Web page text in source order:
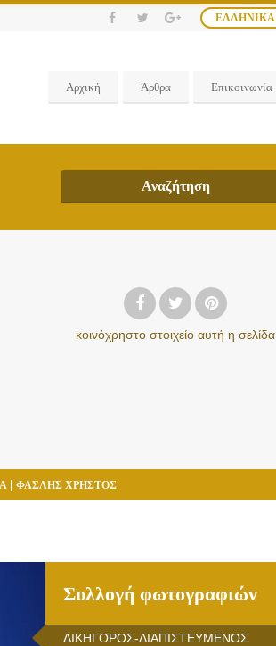
ΕΛΛΗΝΙΚΆ
Αρχική Άρθρα Επικοινωνία
Αναζήτηση
κοινόχρηστο στοιχείο αυτή η σελίδα
| ΦΑΣΛΗΣ ΧΡΗΣΤΟΣ
Συλλογή φωτογραφιών
ΔΙΚΗΓΟΡΟΣ-ΔΙΑΠΙΣΤΕΥΜΕΝΟΣ